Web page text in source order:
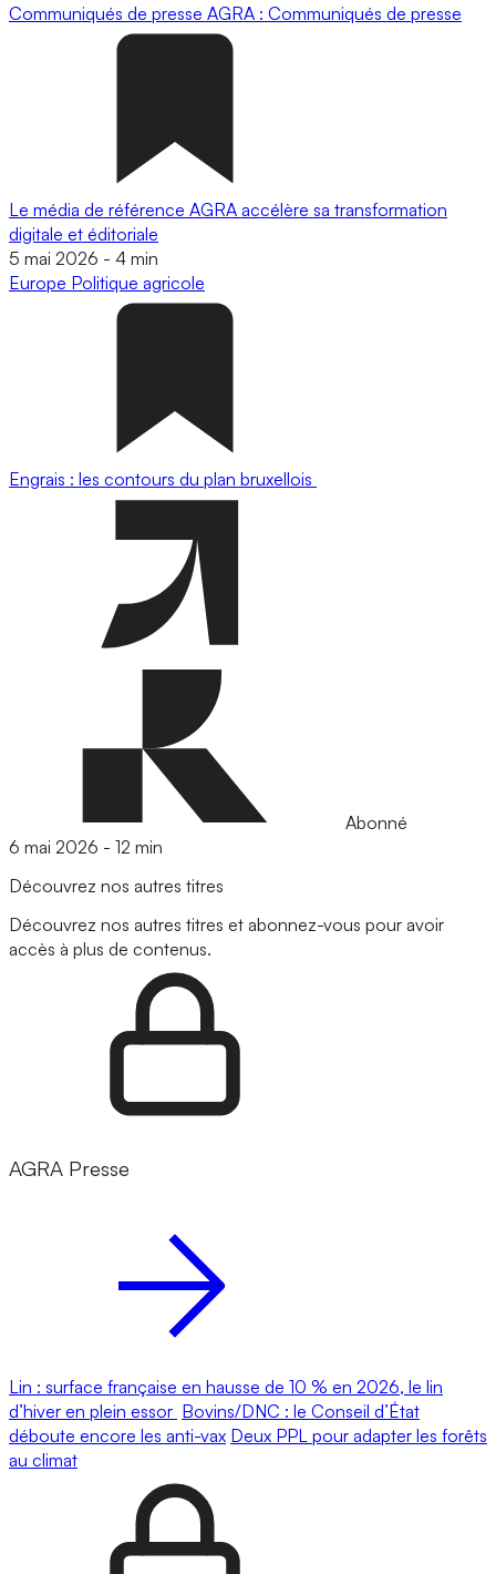
Communiqués de presse AGRA : Communiqués de presse
Le média de référence AGRA accélère sa transformation
digitale et éditoriale
5 mai 2026 - 4 min
Europe Politique agricole
Engrais : les contours du plan bruxellois
Abonné
6 mai 2026 - 12 min
Découvrez nos autres titres
Découvrez nos autres titres et abonnez-vous pour avoir
accès à plus de contenus.
AGRA Presse
Lin : surface française en hausse de 10 % en 2026, le lin
d’hiver en plein essor Bovins/DNC : le Conseil d’État
déboute encore les anti-vax Deux PPL pour adapter les forêts
au climat